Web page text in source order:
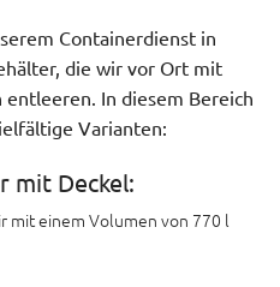
Containerdienst in
die wir vor Ort mit
In diesem Bereich
Varianten:
mit Deckel:
mit einem Volumen von 770 l